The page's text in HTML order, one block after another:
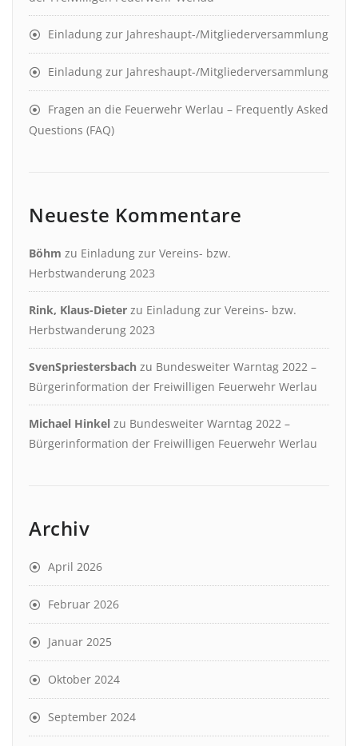
Einladung zur Jahreshaupt-/Mitgliederversammlung
Einladung zur Jahreshaupt-/Mitgliederversammlung
Fragen an die Feuerwehr Werlau – Frequently Asked
Questions (FAQ)
Neueste Kommentare
Böhm zu Einladung zur Vereins- bzw.
Herbstwanderung 2023
Rink, Klaus-Dieter zu Einladung zur Vereins- bzw.
Herbstwanderung 2023
SvenSpriestersbach zu Bundesweiter Warntag 2022 –
Bürgerinformation der Freiwilligen Feuerwehr Werlau
Michael Hinkel zu Bundesweiter Warntag 2022 –
Bürgerinformation der Freiwilligen Feuerwehr Werlau
Archiv
April 2026
Februar 2026
Januar 2025
Oktober 2024
September 2024